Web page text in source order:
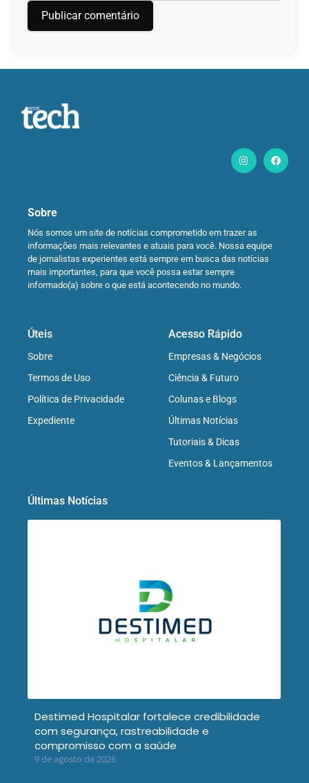
Sobre
Nós somos um site de notícias comprometido em trazer as
informações mais relevantes e atuais para você. Nossa equipe
de jornalistas experientes está sempre em busca das notícias
mais importantes, para que você possa estar sempre
informado(a) sobre o que está acontecendo no mundo.
Úteis
Sobre
Termos de Uso
Política de Privacidade
Expediente
Acesso Rápido
Empresas & Negócios
Ciência & Futuro
Colunas e Blogs
Últimas Notícias
Tutoriais & Dicas
Eventos & Lançamentos
Últimas Notícias
Destimed Hospitalar fortalece credibilidade
com segurança, rastreabilidade e
compromisso com a saúde
9 de agosto de 2026